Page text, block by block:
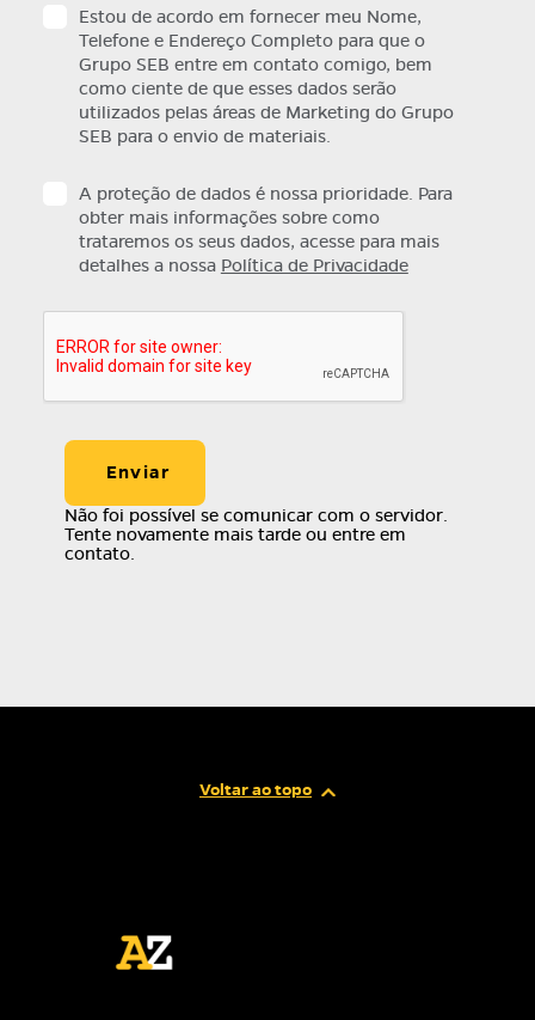
Estou de acordo em fornecer meu Nome,
Telefone e Endereço Completo para que o
Grupo SEB entre em contato comigo, bem
como ciente de que esses dados serão
utilizados pelas áreas de Marketing do Grupo
SEB para o envio de materiais.
A proteção de dados é nossa prioridade. Para
obter mais informações sobre como
trataremos os seus dados, acesse para mais
detalhes a nossa Política de Privacidade
Não foi possível se comunicar com o servidor.
Tente novamente mais tarde ou entre em
contato.